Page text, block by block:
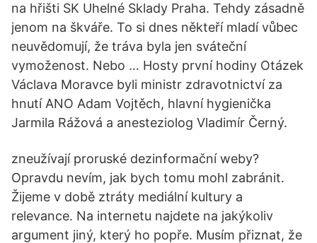
na hřišti SK Uhelné Sklady Praha. Tehdy zásadně
jenom na škváře. To si dnes někteří mladí vůbec
neuvědomují, že tráva byla jen sváteční
vymoženost. Nebo … Hosty první hodiny Otázek
Václava Moravce byli ministr zdravotnictví za
hnutí ANO Adam Vojtěch, hlavní hygienička
Jarmila Rážová a anesteziolog Vladimír Černý.
zneužívají proruské dezinformační weby?
Opravdu nevím, jak bych tomu mohl zabránit.
Žijeme v době ztráty mediální kultury a
relevance. Na internetu najdete na jakýkoliv
argument jiný, který ho popře. Musím přiznat, že